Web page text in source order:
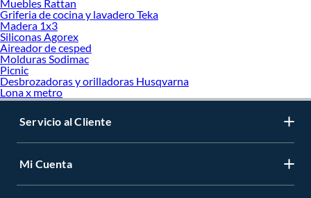
Muebles Rattan
Griferia de cocina y lavadero Teka
Madera 1x3
Siliconas Agorex
Aireador de cesped
Molduras Sodimac
Picnic
Desbrozadoras y orilladoras Husqvarna
Lona x metro
Servicio al Cliente
Mi Cuenta